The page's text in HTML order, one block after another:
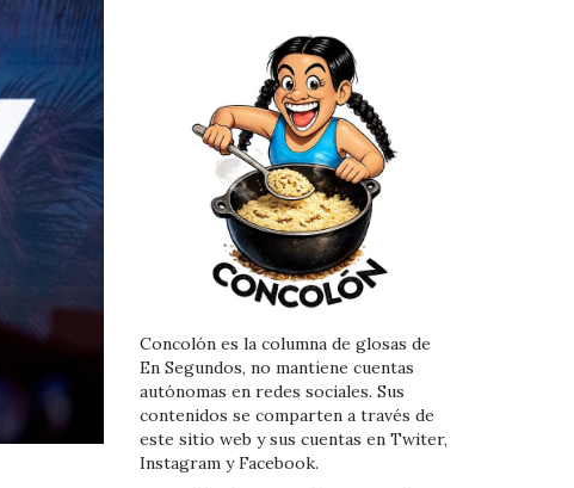
Concolón es la columna de glosas de
En Segundos, no mantiene cuentas
autónomas en redes sociales. Sus
contenidos se comparten a través de
este sitio web y sus cuentas en Twiter,
Instagram y Facebook.